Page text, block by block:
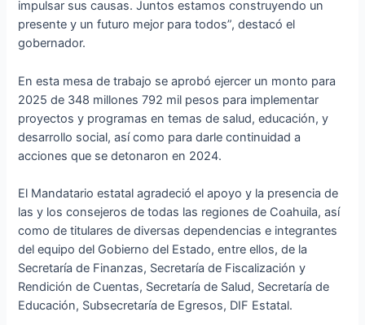
impulsar sus causas. Juntos estamos construyendo un
presente y un futuro mejor para todos”, destacó el
gobernador.
En esta mesa de trabajo se aprobó ejercer un monto para
2025 de 348 millones 792 mil pesos para implementar
proyectos y programas en temas de salud, educación, y
desarrollo social, así como para darle continuidad a
acciones que se detonaron en 2024.
El Mandatario estatal agradeció el apoyo y la presencia de
las y los consejeros de todas las regiones de Coahuila, así
como de titulares de diversas dependencias e integrantes
del equipo del Gobierno del Estado, entre ellos, de la
Secretaría de Finanzas, Secretaría de Fiscalización y
Rendición de Cuentas, Secretaría de Salud, Secretaría de
Educación, Subsecretaría de Egresos, DIF Estatal.